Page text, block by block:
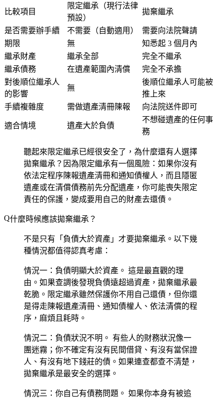
比較項目
限定繼承（現行法律
預設）
拋棄繼承
是否需要辦手續 不需要（自動適用）
需要向法院聲請
期限
無
知悉起 3 個月內
繼承財產
繼承全部
完全不繼承
繼承債務
在遺產範圍內清償
完全不承擔
對後順位繼承人
的影響
無
後順位繼承人可能被
推上來
手續複雜度
需做遺產清冊陳報 向法院送件即可
適合情境 遺產大於負債
不想碰遺產的任何事
務
聽起來限定繼承已經很安全了，為什麼還有人選擇
拋棄繼承？因為限定繼承有一個風險：如果你沒有
依法定程序陳報遺產清冊和通知債權人，而且隱匿
遺產或在清償債務前先分配遺產，你可能喪失限定
責任的保護，變成要用自己的財產去還債。
什麼時候應該拋棄繼承？
不是只有「負債大於資產」才要拋棄繼承。以下幾
種情況都值得認真考慮：
情況一：負債明顯大於資產。 這是最直觀的理
由。如果查調後發現負債遠超過資產，拋棄繼承最
乾脆。限定繼承雖然保護你不用自己還債，但你還
是得走陳報遺產清冊、通知債權人、依法清償的程
序，麻煩且耗時。
情況二：負債狀況不明。 有些人的財務狀況像一
團迷霧；你不確定有沒有民間借貸、有沒有當保證
人、有沒有地下錢莊的債。如果連查都查不清楚，
拋棄繼承是最安全的選擇。
情況三：你自己有債務問題。 如果你本身有被追